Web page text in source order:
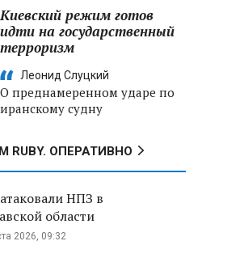
Киевский режим готов
идти на государственный
терроризм
Леонид Слуцкий
О преднамеренном ударе по
иранскому судну
RUBY. ОПЕРАТИВНО
НПЗ в
области
2026, 09:32